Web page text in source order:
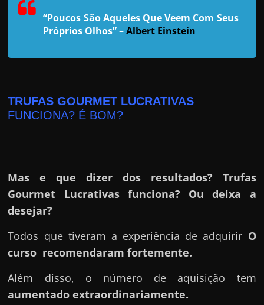
a
?
á
s
o
u
m
g
a
n
“Poucos São Aqueles Que Veem Com Seus
Próprios Olhos”–Albert Einstein
TRUFAS GOURMET LUCRATIVAS
FUNCIONA? É BOM?
Mas e que dizer dos resultados? Trufas
Gourmet Lucrativas funciona? Ou deixa a
desejar?
Todos que tiveram a experiência de adquirir O
curso recomendaram fortemente.
Além disso, o número de aquisição tem
aumentado extraordinariamente.